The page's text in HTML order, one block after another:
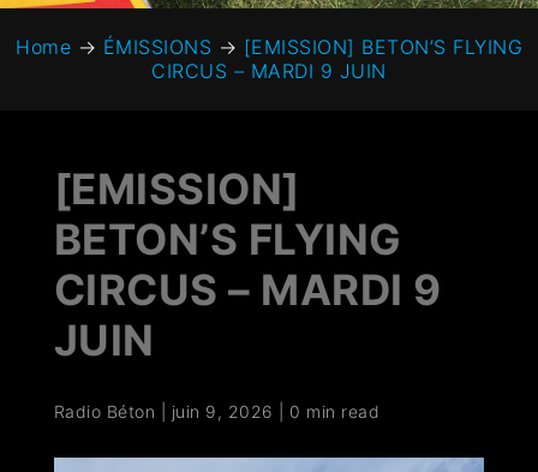
Home → ÉMISSIONS → [EMISSION] BETON’S FLYING
CIRCUS – MARDI 9 JUIN
[EMISSION]
BETON’S FLYING
CIRCUS – MARDI 9
JUIN
Radio Béton juin 9, 2026 0 min read